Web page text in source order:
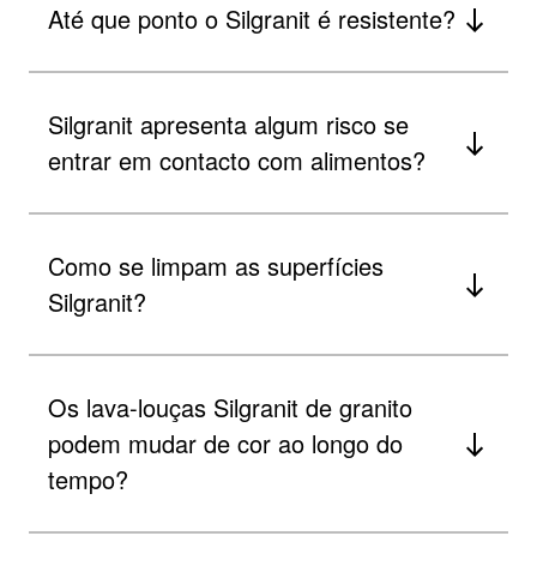
Até que ponto o Silgranit é resistente?
Silgranit apresenta algum risco se
entrar em contacto com alimentos?
Como se limpam as superfícies
Silgranit?
Os lava-louças Silgranit de granito
podem mudar de cor ao longo do
tempo?